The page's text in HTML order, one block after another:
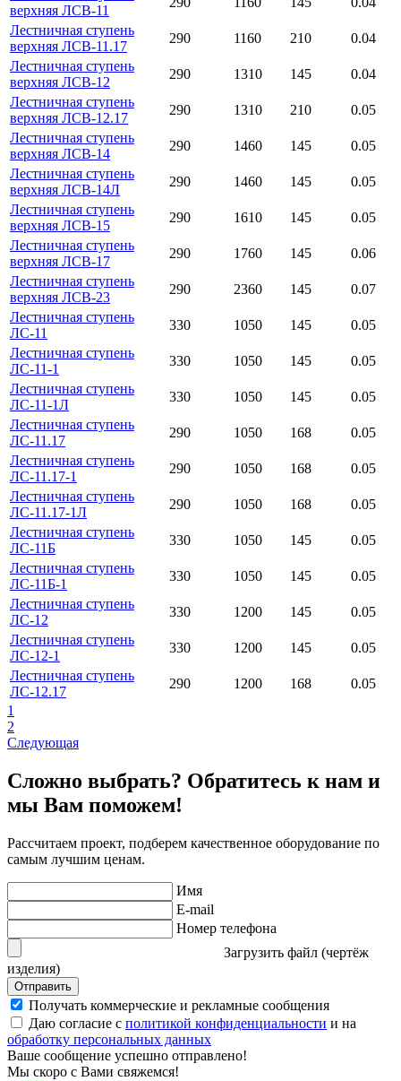
верхняя ЛСВ-11
Лестничная ступень
верхняя ЛСВ-11.17
290 1160 210
0.04
Лестничная ступень
верхняя ЛСВ-12
290 1310 145
0.04
Лестничная ступень
верхняя ЛСВ-12.17
290 1310 210
0.05
Лестничная ступень
верхняя ЛСВ-14
290 1460 145
0.05
Лестничная ступень
верхняя ЛСВ-14Л
290 1460 145
0.05
Лестничная ступень
верхняя ЛСВ-15
290 1610 145
0.05
Лестничная ступень
верхняя ЛСВ-17
290 1760 145
0.06
Лестничная ступень
верхняя ЛСВ-23
290 2360 145
0.07
Лестничная ступень
ЛС-11
330 1050 145
0.05
Лестничная ступень
ЛС-11-1
330 1050 145
0.05
Лестничная ступень
ЛС-11-1Л
330 1050 145
0.05
Лестничная ступень
ЛС-11.17
290 1050 168
0.05
Лестничная ступень
ЛС-11.17-1
290 1050 168
0.05
Лестничная ступень
ЛС-11.17-1Л
290 1050 168
0.05
Лестничная ступень
ЛС-11Б
330 1050 145
0.05
Лестничная ступень
ЛС-11Б-1
330 1050 145
0.05
Лестничная ступень
ЛС-12
330 1200 145
0.05
Лестничная ступень
ЛС-12-1
330 1200 145
0.05
Лестничная ступень
ЛС-12.17
290 1200 168
0.05
1
2
Следующая
Сложно выбрать? Обратитесь к нам и
мы Вам поможем!
Рассчитаем проект, подберем качественное оборудование по
самым лучшим ценам.
Имя
E-mail
Номер телефона
Загрузить файл (чертёж
изделия)
Отправить
Получать коммерческие и рекламные сообщения
Даю согласие с политикой конфиденциальности и на
обработку персональных данных
Ваше сообщение успешно отправлено!
Мы скоро с Вами свяжемся!